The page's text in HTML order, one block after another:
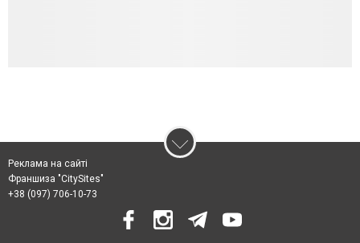
Реклама на сайті
Франшиза "CitySites"
+38 (097) 706-10-73